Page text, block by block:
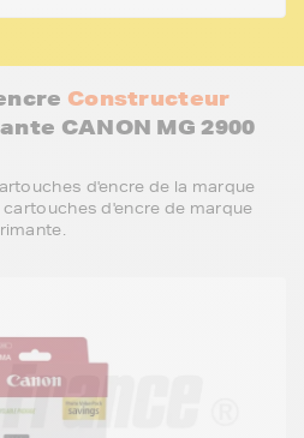
Constructeur
CANON MG 2900
d'encre de la marque
d'encre de marque